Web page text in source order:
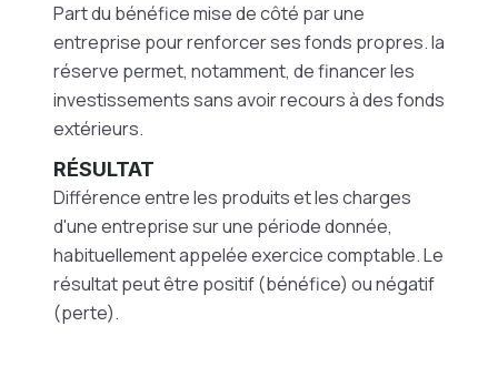
Part du bénéfice mise de côté par une
entreprise pour renforcer ses fonds propres. la
réserve permet, notamment, de financer les
investissements sans avoir recours à des fonds
extérieurs.
RÉSULTAT
Différence entre les produits et les charges
d'une entreprise sur une période donnée,
habituellement appelée exercice comptable. Le
résultat peut être positif (bénéfice) ou négatif
(perte).